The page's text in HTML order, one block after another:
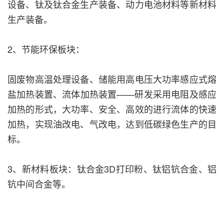
设备、钛及钛合金生产装备、动力电池材料等新材料
生产装备。
2、节能环保板块：
固废物高温处理设备、储能用高电压大功率感应式熔
盐加热装置、流体加热装置——研发采用电阻及感应
加热的形式，大功率、安全、高效的进行流体的快速
加热，实现油改电、气改电，达到低碳绿色生产的目
标。
3、新材料板块：钛合金3D打印粉、钛铝钪合金、铝
钪中间合金等。